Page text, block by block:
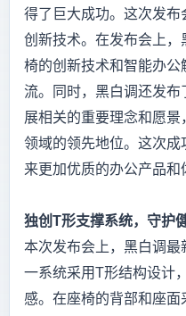
得了巨大成功。这次发布
创新技术。在发布会上
椅的创新技术和智能办公
流。同时，黑白调还发
展相关的重要理念和愿
领域的领先地位。这次
来更加优质的办公产品和
独创 T形支撑系统，守护
本次发布会上，黑白调
一系统采用T形结构设计
感。在座椅的背部和座